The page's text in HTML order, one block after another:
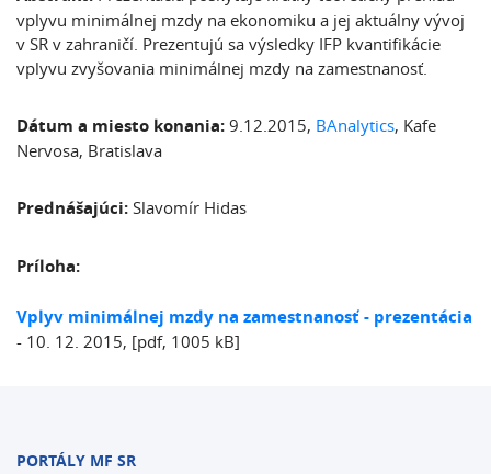
vplyvu minimálnej mzdy na ekonomiku a jej aktuálny vývoj
v SR v zahraničí. Prezentujú sa výsledky IFP kvantifikácie
vplyvu zvyšovania minimálnej mzdy na zamestnanosť.
Dátum a miesto konania: 9.12.2015, BAnalytics, Kafe
Nervosa, Bratislava
Prednášajúci: Slavomír Hidas
Príloha:
Vplyv minimálnej mzdy na zamestnanosť - prezentácia
- 10. 12. 2015, [pdf, 1005 kB]
PORTÁLY MF SR